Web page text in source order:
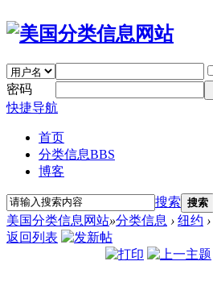
密码
快捷导航
首页
分类信息BBS
博客
搜索 搜索
美国分类信息网站»分类信息 › 纽约 ›
返回列表